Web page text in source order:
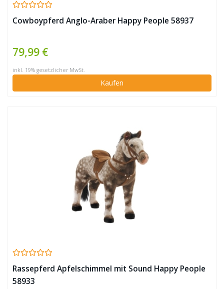
Cowboypferd Anglo-Araber Happy People 58937
79,99 €
inkl. 19% gesetzlicher MwSt.
Kaufen
Rassepferd Apfelschimmel mit Sound Happy People
58933